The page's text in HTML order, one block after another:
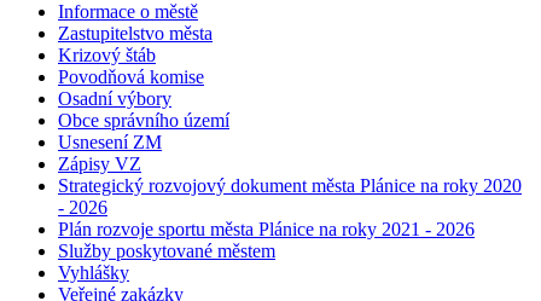
Informace o městě
Zastupitelstvo města
Krizový štáb
Povodňová komise
Osadní výbory
Obce správního území
Usnesení ZM
Zápisy VZ
Strategický rozvojový dokument města Plánice na roky 2020
- 2026
Plán rozvoje sportu města Plánice na roky 2021 - 2026
Služby poskytované městem
Vyhlášky
Veřejné zakázky